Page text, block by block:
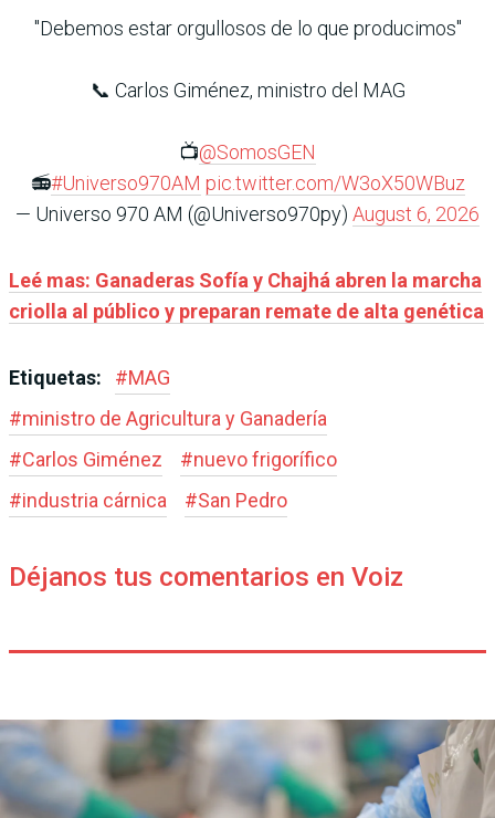
"Debemos estar orgullosos de lo que producimos"
📞 Carlos Giménez, ministro del MAG
📺@SomosGEN
📻#Universo970AM pic.twitter.com/W3oX50WBuz
— Universo 970 AM (@Universo970py) August 6, 2026
Leé mas: Ganaderas Sofía y Chajhá abren la marcha
criolla al público y preparan remate de alta genética
Etiquetas: #MAG
#ministro de Agricultura y Ganadería
#Carlos Giménez #nuevo frigorífico
#industria cárnica #San Pedro
Déjanos tus comentarios en Voiz